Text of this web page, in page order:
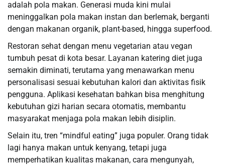
adalah pola makan. Generasi muda kini mulai
meninggalkan pola makan instan dan berlemak, berganti
dengan makanan organik, plant-based, hingga superfood.
Restoran sehat dengan menu vegetarian atau vegan
tumbuh pesat di kota besar. Layanan katering diet juga
semakin diminati, terutama yang menawarkan menu
personalisasi sesuai kebutuhan kalori dan aktivitas fisik
pengguna. Aplikasi kesehatan bahkan bisa menghitung
kebutuhan gizi harian secara otomatis, membantu
masyarakat menjaga pola makan lebih disiplin.
Selain itu, tren “mindful eating” juga populer. Orang tidak
lagi hanya makan untuk kenyang, tetapi juga
memperhatikan kualitas makanan, cara mengunyah,